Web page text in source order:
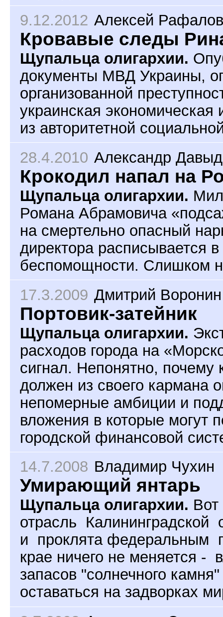
9.12.2012 Алексей
Кровавые следы
Щупальца олигархии.
документы МВД Украины,
организованной
украинская
из авторитетной
28.4.2010 Александр
Крокодил напал на
Щупальца олигархии.
Романа Абрамовича
на смертельно опасный
директора расписывается
беспомощности. Слишком
17.3.2009 Дмитрий Воронин
Портовик-затейник
Щупальца олигархии.
расходов города на
сигнал. Непонятно, почему
должен из своего кармана
непомерные амбиции и
вложения в которые могут
городской финансовой
14.7.2008 Владимир Чухин
Умирающий янтарь
Щупальца олигархии.
отрасль
и проклята федеральным
крае ничего не меняется -
запасов "солнечного
оставаться на задворках